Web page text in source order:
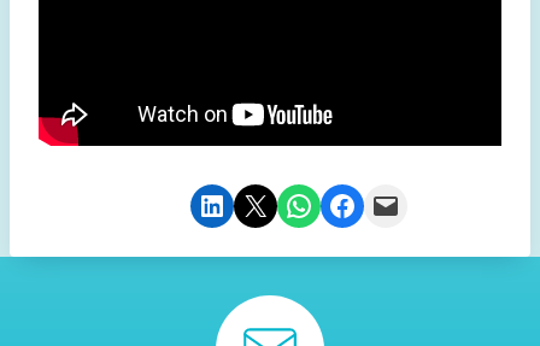
Partager sur LinkedIn Envoyer cette page par e-mail Partager sur WhatsApp Partager sur Facebook Envoyer cette page par e-mail